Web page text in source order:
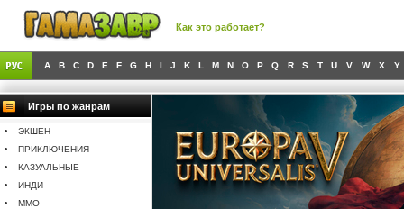
Как это работает?
A B C D E F G H I J K L M N O P Q R S T U V W X Y
Игры по жанрам
ЭКШЕН
ПРИКЛЮЧЕНИЯ
КАЗУАЛЬНЫЕ
ИНДИ
MMO